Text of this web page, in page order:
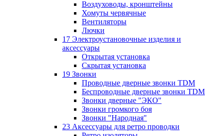
Воздуховоды, кронштейны
Хомуты червячные
Вентиляторы
Лючки
17 Электроустановочные изделия и
аксессуары
Открытая установка
Скрытая установка
19 Звонки
Проводные дверные звонки TDM
Беспроводные дверные звонки TDM
Звонки дверные "ЭКО"
Звонки громкого боя
Звонки "Народная"
23 Аксессуары для ретро проводки